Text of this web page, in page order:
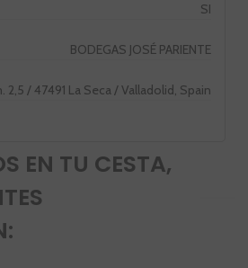
SI
BODEGAS JOSÉ PARIENTE
2,5 / 47491 La Seca / Valladolid, Spain
EN TU CESTA,